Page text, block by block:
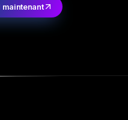
maintenant